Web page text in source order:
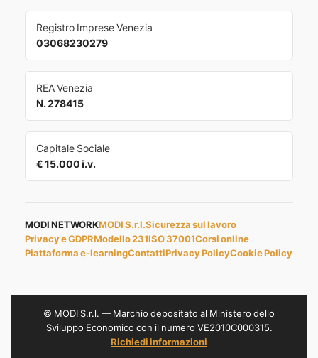
Registro Imprese Venezia
03068230279
REA Venezia
N. 278415
Capitale Sociale
€ 15.000 i.v.
MODI NETWORKMODI S.r.l.Sicurezza sul lavoro
Privacy e GDPRModello 231ISO 37001Corsi online
Piattaforma e-learningContattiPrivacy PolicyCookie Policy
© MODI S.r.l. — Marchio depositato al Ministero dello
Sviluppo Economico con il numero VE2010C000315.
Richiedi informazioni